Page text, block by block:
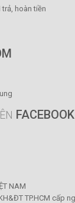
hoàn tiền
FACEBOOK
NAM
TP.HCM cấp